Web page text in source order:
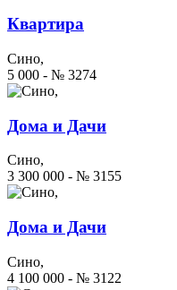
Квартира
Сино,
5 000 - № 3274
Дома и Дачи
Сино,
3 300 000 - № 3155
Дома и Дачи
Сино,
4 100 000 - № 3122